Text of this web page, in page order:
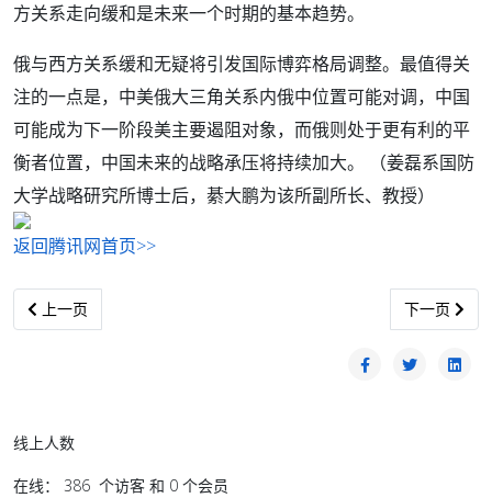
方关系走向缓和是未来一个时期的基本趋势。
俄与西方关系缓和无疑将引发国际博弈格局调整。最值得关
注的一点是，中美俄大三角关系内俄中位置可能对调，中国
可能成为下一阶段美主要遏阻对象，而俄则处于更有利的平
衡者位置，中国未来的战略承压将持续加大。 （姜磊系国防
大学战略研究所博士后，綦大鹏为该所副所长、教授）
返回腾讯网首页>>
上一篇文章: 普京与俄罗斯为何被西方反复追打
上一页 下一篇文章:
下一页
线上人数
在线： 386 个访客 和 0 个会员